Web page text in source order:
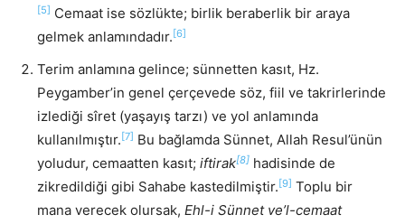
[5] Cemaat ise sözlükte; birlik beraberlik bir araya
gelmek anlamındadır.[6]
Terim anlamına gelince; sünnetten kasıt, Hz.
Peygamber’in genel çerçevede söz, fiil ve takrirlerinde
izlediği sîret (yaşayış tarzı) ve yol anlamında
kullanılmıştır.[7] Bu bağlamda Sünnet, Allah Resul’ünün
yoludur, cemaatten kasıt; iftirak[8] hadisinde de
zikredildiği gibi Sahabe kastedilmiştir.[9] Toplu bir
mana verecek olursak, Ehl-i Sünnet ve’l-cemaat